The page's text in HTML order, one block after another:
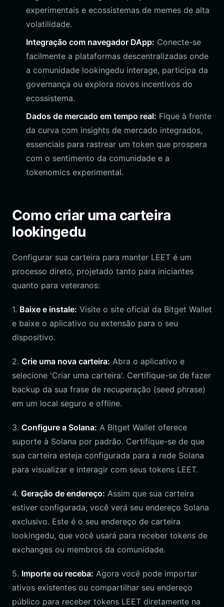
experimentais e ecossistemas de memes de alta
volatilidade.
Integração com navegador DApp: Conecte-se
facilmente a plataformas descentralizadas onde
a comunidade lookingedu interage, participa da
governança ou explora novos incentivos do
ecossistema.
Dados de mercado em tempo real: Fique à frente
da curva com insights de mercado integrados,
essenciais para rastrear um token que prospera
com o sentimento da comunidade e a
tokenomics experimental.
Como criar uma carteira
lookingedu
Configurar sua carteira para manter LEET é um
processo direto, projetado tanto para iniciantes
quanto para veteranos:
1. Baixe e instale: Visite o site oficial da Bitget Wallet
e baixe o aplicativo ou extensão para o seu
dispositivo.
2. Crie uma nova carteira: Abra o aplicativo e
selecione 'Criar uma carteira'. Certifique-se de fazer
backup da sua frase de recuperação (seed phrase)
em um local seguro e offline.
3. Configure a Solana: A Bitget Wallet oferece
suporte à Solana por padrão. Certifique-se de que
sua carteira esteja configurada para a rede Solana
para visualizar e interagir com seus tokens LEET.
4. Geração de endereço: Assim que sua carteira
estiver configurada, você verá seu endereço Solana
exclusivo. Este é o seu endereço de carteira
lookingedu, que você usará para receber tokens de
exchanges ou membros da comunidade.
5. Importe ou receba: Agora você pode importar
ativos existentes ou compartilhar seu endereço
público para receber tokens LEET diretamente na